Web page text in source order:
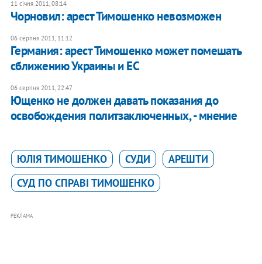
11 січня 2011, 08:14
Чорновил: арест Тимошенко невозможен
06 серпня 2011, 11:12
Германия: арест Тимошенко может помешать
сближению Украины и ЕС
06 серпня 2011, 22:47
Ющенко не должен давать показания до
освобождения политзаключенных, - мнение
ЮЛІЯ ТИМОШЕНКО СУДИ
АРЕШТИ
СУД ПО СПРАВІ ТИМОШЕНКО
РЕКЛАМА